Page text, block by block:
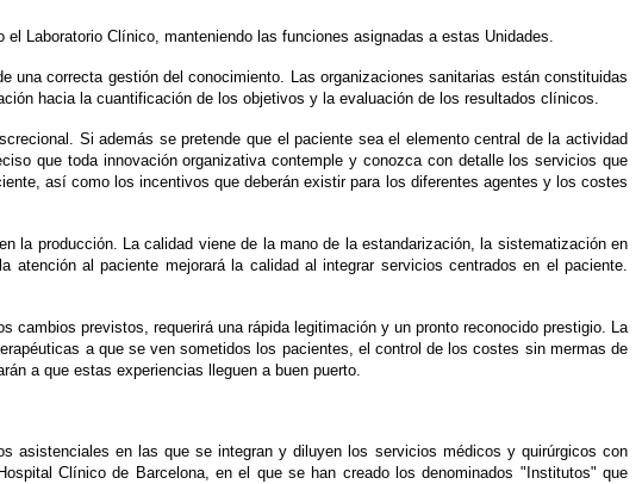
Laboratorio Clínico, manteniendo las funciones asignadas a estas Unidades.
correcta gestión del conocimiento. Las organizaciones sanitarias están constituidas
hacia la cuantificación de los objetivos y la evaluación de los resultados clínicos.
Si además se pretende que el paciente sea el elemento central de la actividad
que toda innovación organizativa contemple y conozca con detalle los servicios que
así como los incentivos que deberán existir para los diferentes agentes y los costes
la producción. La calidad viene de la mano de la estandarización, la sistematización en
al paciente mejorará la calidad al integrar servicios centrados en el paciente.
previstos, requerirá una rápida legitimación y un pronto reconocido prestigio. La
a que se ven sometidos los pacientes, el control de los costes sin mermas de
a que estas experiencias lleguen a buen puerto.
asistenciales en las que se integran y diluyen los servicios médicos y quirúrgicos con
Clínico de Barcelona, en el que se han creado los denominados "Institutos" que